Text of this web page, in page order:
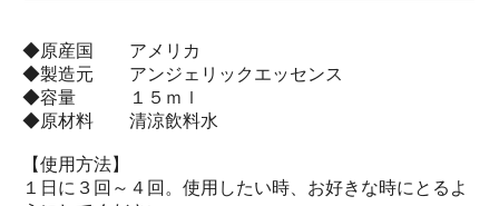
◆原産国 アメリカ
◆製造元 アンジェリックエッセンス
◆容量 １５ｍｌ
◆原材料 清涼飲料水
【使用方法】
１日に３回～４回。使用したい時、お好きな時にとるよ